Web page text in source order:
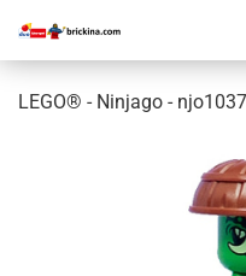
LEGO® - Ninjago -